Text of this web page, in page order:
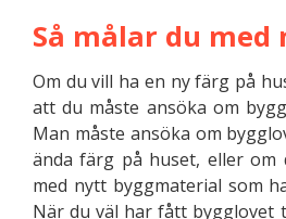
Så målar du med
Om du vill ha en ny färg på
att du måste ansöka om
Man måste ansöka om
ända färg på huset, eller om
med nytt byggmaterial som
När du väl har fått bygglovet